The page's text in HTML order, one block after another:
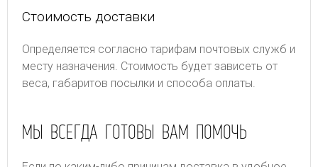
Стоимость доставки
Определяется согласно тарифам почтовых служб и
месту назначения. Стоимость будет зависеть от
веса, габаритов посылки и способа оплаты.
МЫ ВСЕГДА ГОТОВЫ ВАМ ПОМОЧЬ